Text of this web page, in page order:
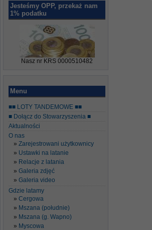
Jesteśmy OPP, przekaż nam
1% podatku
Nasz nr KRS 0000510482
Menu
■■ LOTY TANDEMOWE ■■
■ Dołącz do Stowarzyszenia ■
Aktualności
O nas
Zarejestrowani użytkownicy
Ustawki na latanie
Relacje z latania
Galeria zdjęć
Galeria video
Gdzie latamy
Cergowa
Mszana (południe)
Mszana (g. Wapno)
Myscowa